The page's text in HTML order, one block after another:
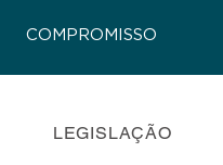
COMPROMISSO
LEGISLAÇÃO